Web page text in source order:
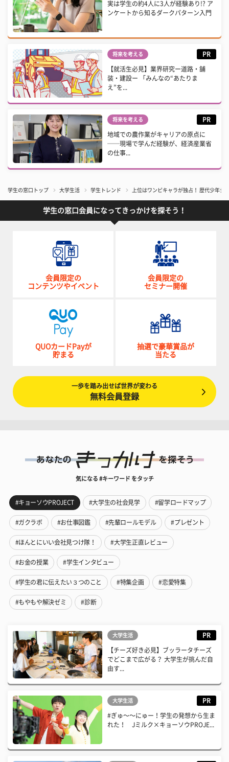
実は学生の約4人に3人が経験あり!? ア
ンケートから知るダークパターン入門
将来を考える PR
【就活生必見】業界研究ー道路・舗
装・建設ー 「みんなの“あたりま
え”を...
将来を考える PR
地域での農作業がキャリアの原点に
──現場で学んだ経験が、経済産業省
の仕事...
学生の窓口トップ 大学生活 学生トレンド 上位はワンピキャラが独占！ 歴代少年
学生の窓口会員になってきっかけを探そう！
会員限定の
コンテンツやイベント
会員限定の
セミナー開催
QUOカードPayが
貯まる
抽選で豪華賞品が
当たる
一歩を踏み出せば世界が変わる
無料会員登録
気になる #キーワード をタッチ
#キョーソウPROJECT #大学生の社会見学 #留学ロードマップ
#ガクラボ #お仕事図鑑 #先輩ロールモデル #プレゼント
#ほんとにいい会社見つけ隊！ #大学生正直レビュー
#お金の授業 #学生インタビュー
#学生の君に伝えたい３つのこと #特集企画 #恋愛特集
#もやもや解決ゼミ #診断
大学生活 PR
【チーズ好き必見】ブッラータチーズ
でどこまで広がる？ 大学生が挑んだ自
由す...
大学生活 PR
#ぎゅ〜〜にゅー！学生の発想から生ま
れた！ Jミルク×キョーソウPROJE...